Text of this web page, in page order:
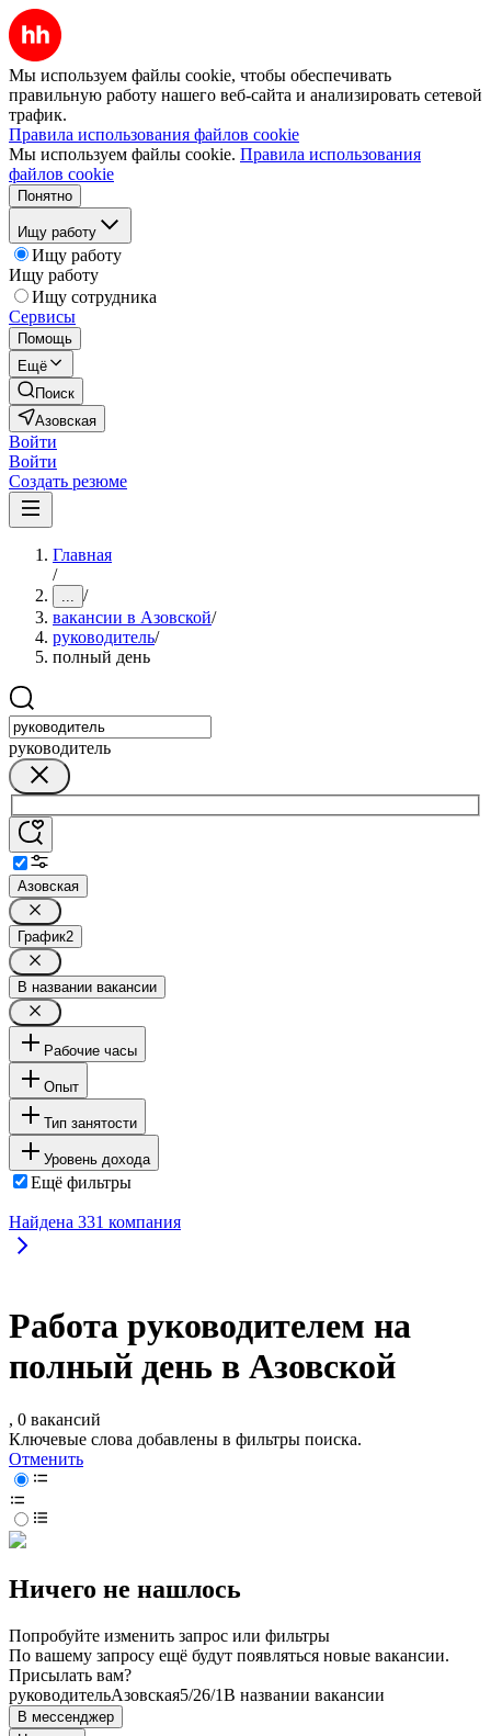
Мы используем файлы cookie, чтобы обеспечивать
правильную работу нашего веб-сайта и анализировать сетевой
трафик.
Правила использования файлов cookie
Мы используем файлы cookie. Правила использования
файлов cookie
Понятно
Ищу работу
Ищу работу
Ищу работу
Ищу сотрудника
Сервисы
Помощь
Ещё
Поиск
Азовская
Войти
Войти
Создать резюме
Главная
/
... /
вакансии в Азовской/
руководитель/
полный день
руководитель
Азовская
График2
В названии вакансии
Рабочие часы
Опыт
Тип занятости
Уровень дохода
Ещё фильтры
Найдена 331 компания
Работа руководителем на
полный день в Азовской
, 0 вакансий
Ключевые слова добавлены в фильтры поиска.
Отменить
Ничего не нашлось
Попробуйте изменить запрос или фильтры
По вашему запросу ещё будут появляться новые вакансии.
Присылать вам?
руководительАзовская5/26/1В названии вакансии
В мессенджер